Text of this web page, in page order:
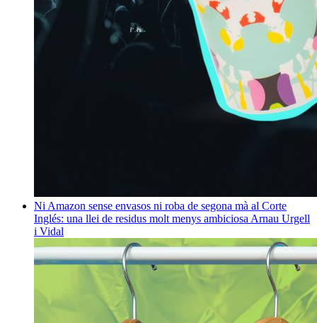
Ni Amazon sense envasos ni roba de segona mà al Corte
Inglés: una llei de residus molt menys ambiciosa Arnau Urgell
i Vidal